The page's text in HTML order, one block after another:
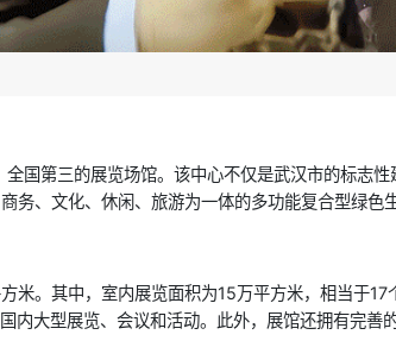
国第三的展览场馆。该中心不仅是武汉市的标志
、文化、休闲、旅游为一体的多功能复合型绿色
。其中，室内展览面积为15万平方米，相当于
大型展览、会议和活动。此外，展馆还拥有完